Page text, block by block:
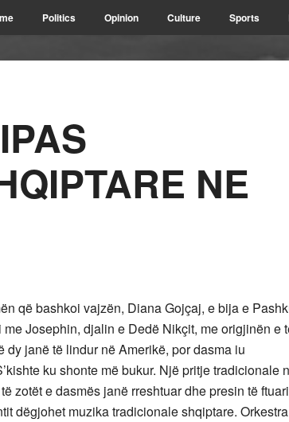
Politics Opinion Culture Sports
NE
që bashkoi vajzën, Diana Gojçaj, e bija e
Josephin, djalin e Dedë Nikçit, me origjinën e
janë të lindur në Amerikë, por dasma iu
ku shonte më bukur. Një pritje tradicionale
zotët e dasmës janë rreshtuar dhe presin të
dëgjohet muzika tradicionale shqiptare. Orkestra